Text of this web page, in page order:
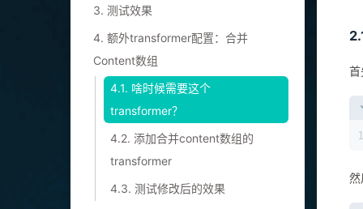
3. 测试效果
4. 额外transformer配置：合并
Content数组
4.1. 啥时候需要这个
transformer？
4.2. 添加合并content数组的
transformer
4.3. 测试修改后的效果